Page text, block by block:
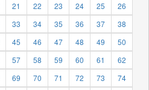
21 22 23 24 25
26
33 34 35 36 37
38
45 46 47 48 49
50
57 58 59 60 61
62
69 70 71 72 73
74